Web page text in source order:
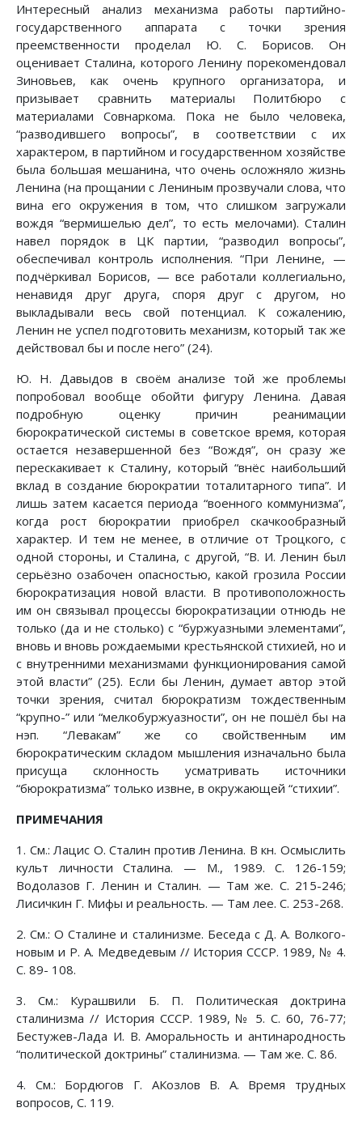
Интересный анализ механизма работы партийно-
государственного аппарата с точки зрения
преемственности проделал Ю. С. Борисов. Он
оценивает Сталина, которого Ленину порекомендовал
Зиновьев, как очень крупного организатора, и
призывает сравнить материалы Политбюро с
материалами Совнаркома. Пока не было человека,
“разводившего вопросы”, в соответствии с их
характером, в партийном и государственном хозяйстве
была большая мешанина, что очень осложняло жизнь
Ленина (на прощании с Лениным прозвучали слова, что
вина его окружения в том, что слишком загружали
вождя “вермишелью дел”, то есть мелочами). Сталин
навел порядок в ЦК партии, “разводил вопросы”,
обеспечивал контроль исполнения. “При Ленине, —
подчёркивал Борисов, — все работали коллегиально,
ненавидя друг друга, споря друг с другом, но
выкладывали весь свой потенциал. К сожалению,
Ленин не успел подготовить механизм, который так же
действовал бы и после него” (24).
Ю. Н. Давыдов в своём анализе той же проблемы
попробовал вообще обойти фигуру Ленина. Давая
подробную оценку причин реанимации
бюрократической системы в советское время, которая
остается незавершенной без “Вождя”, он сразу же
перескакивает к Сталину, который “внёс наибольший
вклад в создание бюрократии тоталитарного типа”. И
лишь затем касается периода “военного коммунизма”,
когда рост бюрократии приобрел скачкообразный
характер. И тем не менее, в отличие от Троцкого, с
одной стороны, и Сталина, с другой, “В. И. Ленин был
серьёзно озабочен опасностью, какой грозила России
бюрократизация новой власти. В противоположность
им он связывал процессы бюрократизации отнюдь не
только (да и не столько) с “буржуазными элементами”,
вновь и вновь рождаемыми крестьянской стихией, но и
с внутренними механизмами функционирования самой
этой власти” (25). Если бы Ленин, думает автор этой
точки зрения, считал бюрократизм тождественным
“крупно-” или “мелкобуржуазности”, он не пошёл бы на
нэп. “Левакам” же со свойственным им
бюрократическим складом мышления изначально была
присуща склонность усматривать источники
“бюрократизма” только извне, в окружающей “стихии”.
ПРИМЕЧАНИЯ
1. См.: Лацис О. Сталин против Ленина. В кн. Осмыслить
культ личности Сталина. — М., 1989. С. 126-159;
Водолазов Г. Ленин и Сталин. — Там же. С. 215-246;
Лисичкин Г. Мифы и реальность. — Там лее. С. 253-268.
2. См.: О Сталине и сталинизме. Беседа с Д. А. Волкого-
новым и Р. А. Медведевым // История СССР. 1989, № 4.
С. 89- 108.
3. См.: Курашвили Б. П. Политическая доктрина
сталинизма // История СССР. 1989, № 5. С. 60, 76-77;
Бестужев-Лада И. В. Аморальность и антинародность
“политической доктрины” сталинизма. — Там же. С. 86.
4. См.: Бордюгов Г. АКозлов В. А. Время трудных
вопросов, С. 119.